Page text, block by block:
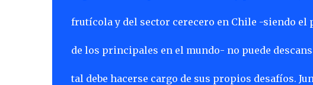
frutícola y del sector cerecero en Chile -siendo
de los principales en el mundo- no puede
tal debe hacerse cargo de sus propios desafíos.